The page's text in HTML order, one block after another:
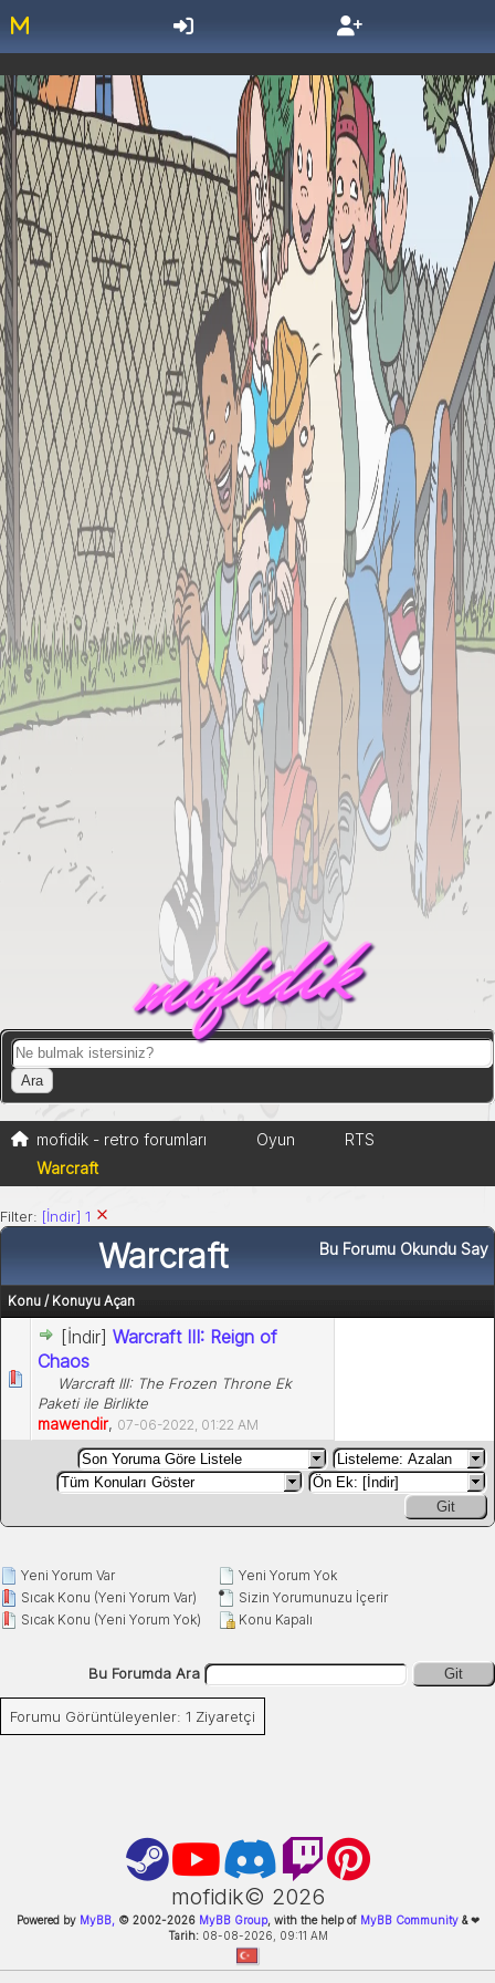
mofidik
mofidik - retro forumları Oyun
RTS
Warcraft
Filter: [İndir] 1
Bu Forumu Okundu Say
Warcraft
Konu / Konuyu Açan
[İndir] Warcraft III: Reign of
Chaos
Warcraft III: The Frozen Throne Ek
Paketi ile Birlikte
mawendir, 07-06-2022, 01:22 AM
Git
Yeni Yorum Var
Sıcak Konu (Yeni Yorum Var)
Sıcak Konu (Yeni Yorum Yok)
Yeni Yorum Yok
Sizin Yorumunuzu İçerir
Konu Kapalı
Bu Forumda Ara Git
Forumu Görüntüleyenler: 1 Ziyaretçi
mofidik© 2026
Powered by MyBB, © 2002-2026MyBB Group, with the help of MyBB Community&❤
Tarih:08-08-2026, 09:11 AM